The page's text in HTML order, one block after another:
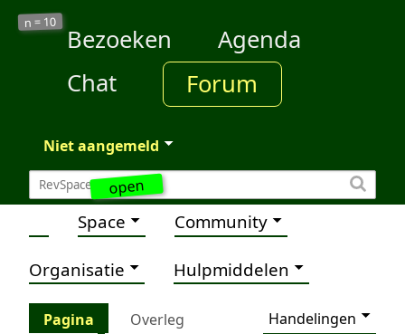
open
n = 10
Bezoeken
Agenda
Chat
Forum
Niet aangemeld
Space Community
Organisatie Hulpmiddelen
Pagina Overleg
Handelingen